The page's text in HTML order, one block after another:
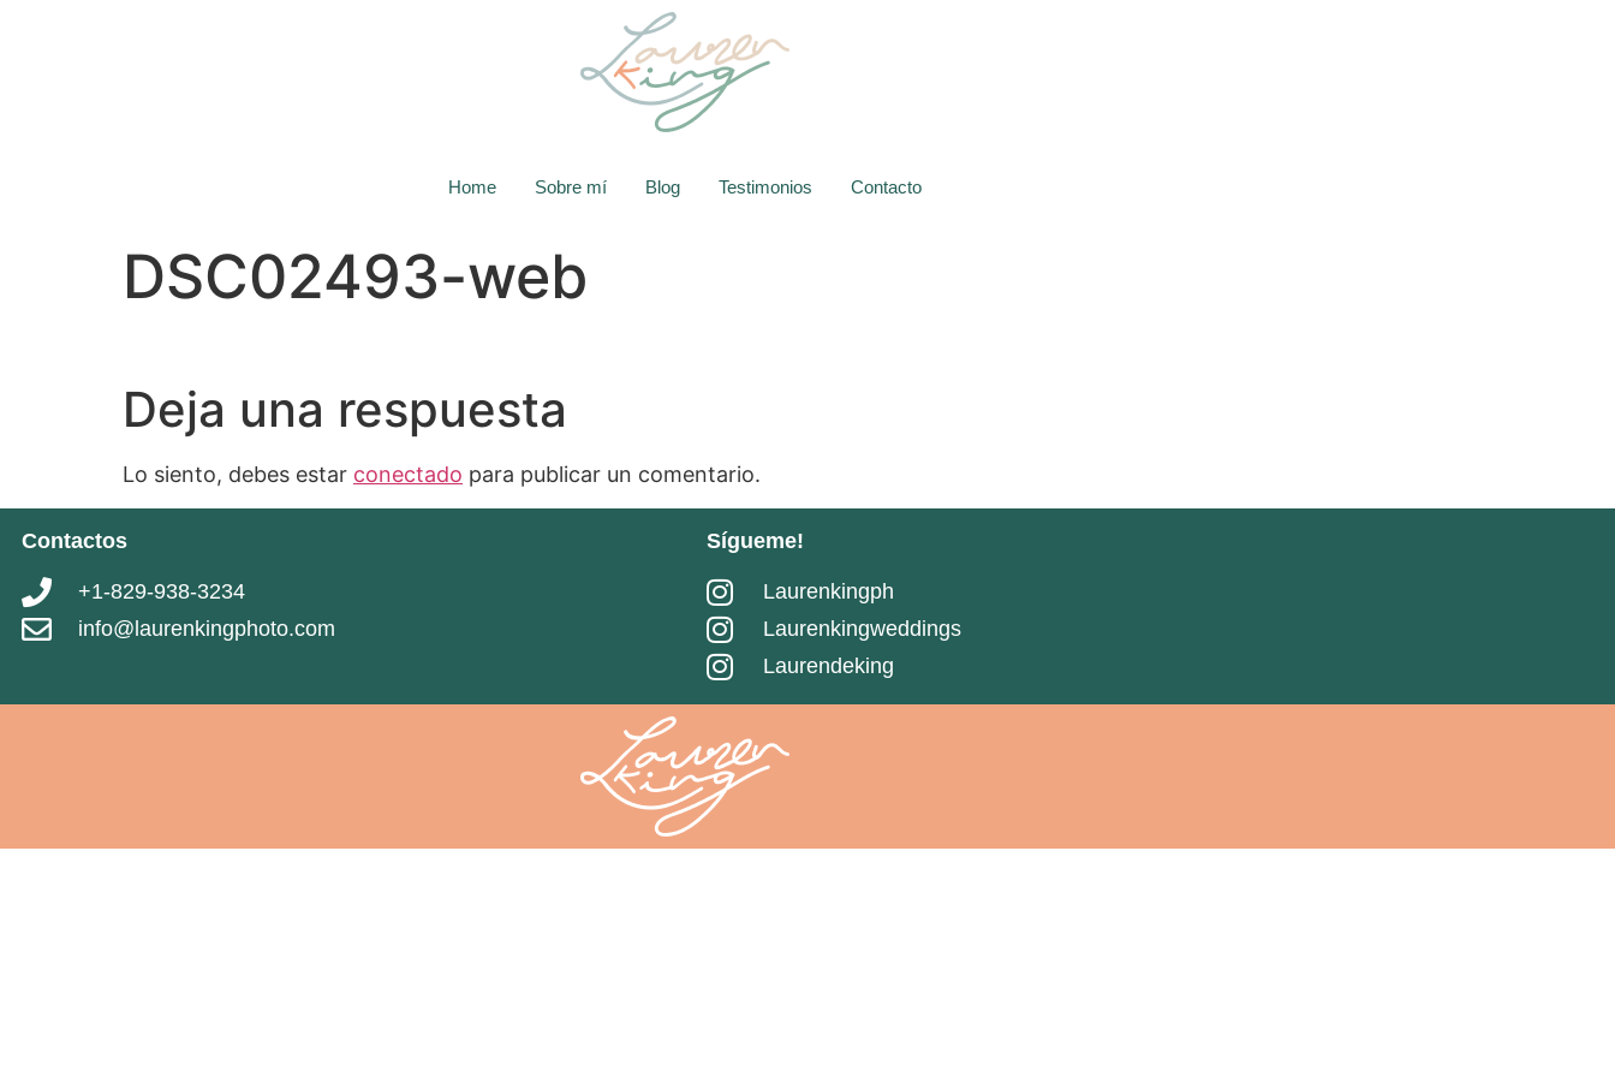
Home Sobre mí Blog Testimonios Contacto
DSC02493-web
Deja una respuesta
Lo siento, debes estar conectado para publicar un comentario.
Contactos
+1-829-938-3234
info@laurenkingphoto.com
Sígueme!
Laurenkingph
Laurenkingweddings
Laurendeking